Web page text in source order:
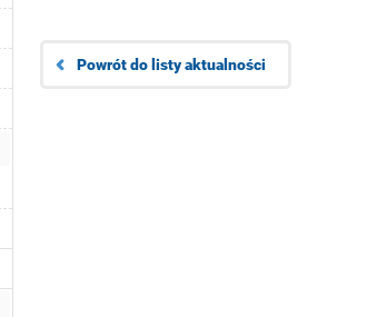
Powrót do listy aktualności